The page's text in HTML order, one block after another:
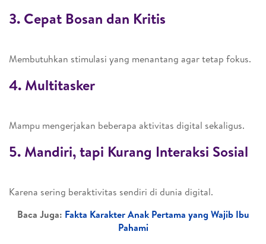
3. Cepat Bosan dan Kritis
Membutuhkan stimulasi yang menantang agar tetap fokus.
4. Multitasker
Mampu mengerjakan beberapa aktivitas digital sekaligus.
5. Mandiri, tapi Kurang Interaksi Sosial
Karena sering beraktivitas sendiri di dunia digital.
Baca Juga: Fakta Karakter Anak Pertama yang Wajib Ibu
Pahami